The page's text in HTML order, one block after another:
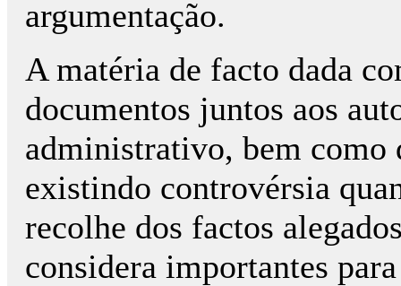
argumentação.
A matéria de facto dada
documentos juntos aos
administrativo, bem como
existindo controvérsia
recolhe dos factos
considera importantes